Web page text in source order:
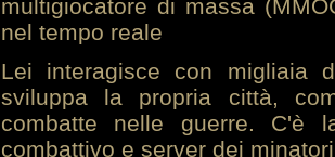
multigiocatore di massa
nel tempo reale
Lei interagisce con migliaia
sviluppa la propria città,
combatte nelle guerre. C'è
combattivo e server dei